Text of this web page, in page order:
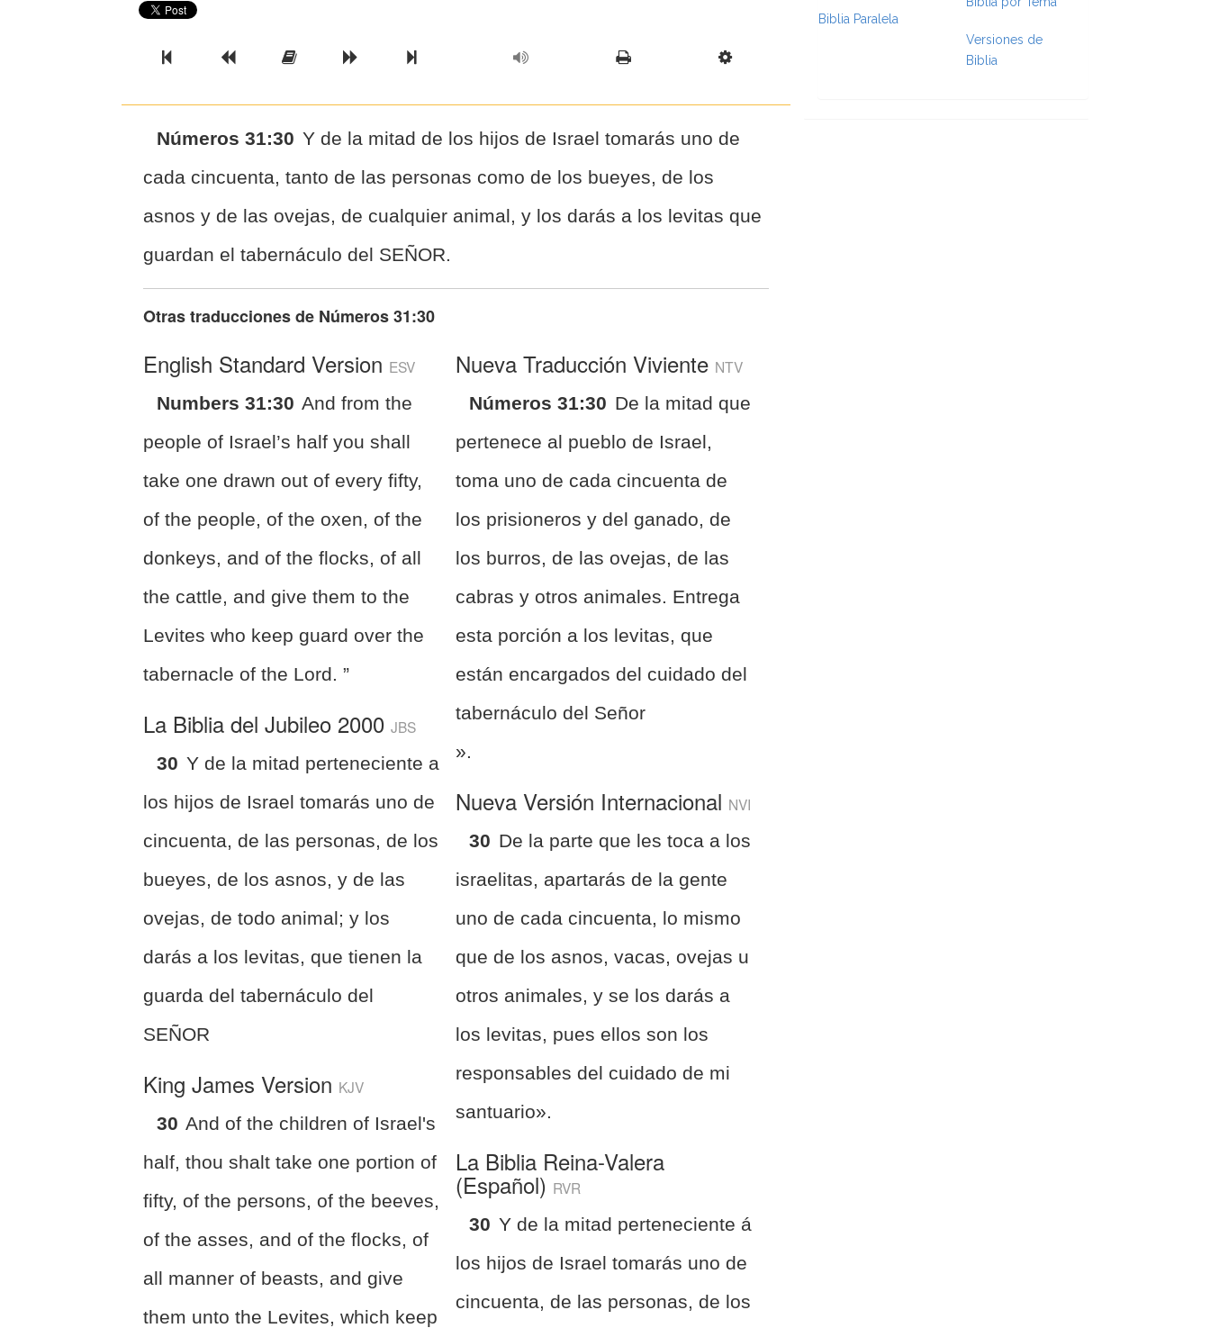
Previous BookPrevious Chapter
Read the Full Chapter
Next Chapter
Next Book Scripture Formatting
Números 31:30 Y de la mitad de los hijos de Israel tomarás uno de
cada cincuenta, tanto de las personas como de los bueyes, de los
asnos y de las ovejas, de cualquier animal, y los darás a los levitas que
guardan el tabernáculo del SEÑOR.
Otras traducciones de Números 31:30
English Standard Version ESV
Numbers 31:30 And from the
people of Israel’s half you shall
take one drawn out of every fifty,
of the people, of the oxen, of the
donkeys, and of the flocks, of all
the cattle, and give them to the
Levites who keep guard over the
tabernacle of the Lord. ”
La Biblia del Jubileo 2000JBS
30 Y de la mitad perteneciente a
los hijos de Israel tomarás uno de
cincuenta, de las personas, de los
bueyes, de los asnos, y de las
ovejas, de todo animal; y los
darás a los levitas, que tienen la
guarda del tabernáculo del
SEÑOR
King James Version KJV
30 And of the children of Israel's
half, thou shalt take one portion of
fifty, of the persons, of the beeves,
of the asses, and of the flocks, of
all manner of beasts, and give
them unto the Levites, which keep
Nueva Traducción Viviente NTV
Números 31:30 De la mitad que
pertenece al pueblo de Israel,
toma uno de cada cincuenta de
los prisioneros y del ganado, de
los burros, de las ovejas, de las
cabras y otros animales. Entrega
esta porción a los levitas, que
están encargados del cuidado del
tabernáculo del Señor
».
Nueva Versión Internacional NVI
30 De la parte que les toca a los
israelitas, apartarás de la gente
uno de cada cincuenta, lo mismo
que de los asnos, vacas, ovejas u
otros animales, y se los darás a
los levitas, pues ellos son los
responsables del cuidado de mi
santuario».
La Biblia Reina-Valera
(Español) RVR
30 Y de la mitad perteneciente á
los hijos de Israel tomarás uno de
cincuenta, de las personas, de los
Biblia Paralela
Versiones de
Biblia